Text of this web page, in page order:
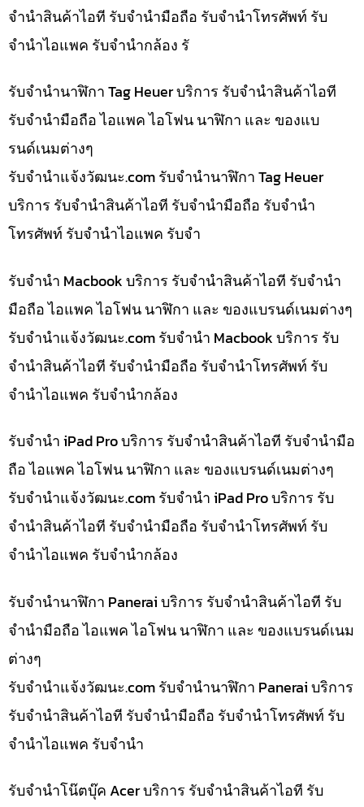
จำนำสินค้าไอที รับจำนำมือถือ รับจำนำโทรศัพท์ รับ
จำนำไอแพค รับจำนำกล้อง รั
รับจำนำนาฬิกา Tag Heuer บริการ รับจำนำสินค้าไอที
รับจำนำมือถือ ไอแพค ไอโฟน นาฬิกา และ ของแบ
รนด์เนมต่างๆ
รับจํานําแจ้งวัฒนะ.com รับจำนำนาฬิกา Tag Heuer
บริการ รับจำนำสินค้าไอที รับจำนำมือถือ รับจำนำ
โทรศัพท์ รับจำนำไอแพค รับจำ
รับจำนำ Macbook บริการ รับจำนำสินค้าไอที รับจำนำ
มือถือ ไอแพค ไอโฟน นาฬิกา และ ของแบรนด์เนมต่างๆ
รับจํานําแจ้งวัฒนะ.com รับจำนำ Macbook บริการ รับ
จำนำสินค้าไอที รับจำนำมือถือ รับจำนำโทรศัพท์ รับ
จำนำไอแพค รับจำนำกล้อง
รับจำนำ iPad Pro บริการ รับจำนำสินค้าไอที รับจำนำมือ
ถือ ไอแพค ไอโฟน นาฬิกา และ ของแบรนด์เนมต่างๆ
รับจํานําแจ้งวัฒนะ.com รับจำนำ iPad Pro บริการ รับ
จำนำสินค้าไอที รับจำนำมือถือ รับจำนำโทรศัพท์ รับ
จำนำไอแพค รับจำนำกล้อง
รับจำนำนาฬิกา Panerai บริการ รับจำนำสินค้าไอที รับ
จำนำมือถือ ไอแพค ไอโฟน นาฬิกา และ ของแบรนด์เนม
ต่างๆ
รับจํานําแจ้งวัฒนะ.com รับจำนำนาฬิกา Panerai บริการ
รับจำนำสินค้าไอที รับจำนำมือถือ รับจำนำโทรศัพท์ รับ
จำนำไอแพค รับจำนำ
รับจำนำโน๊ตบุ๊ค Acer บริการ รับจำนำสินค้าไอที รับ